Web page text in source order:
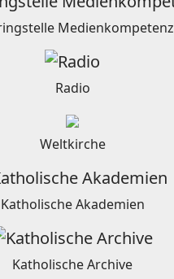
Medienkompetenz
Radio
Weltkirche
Katholische Akademien
Katholische Archive